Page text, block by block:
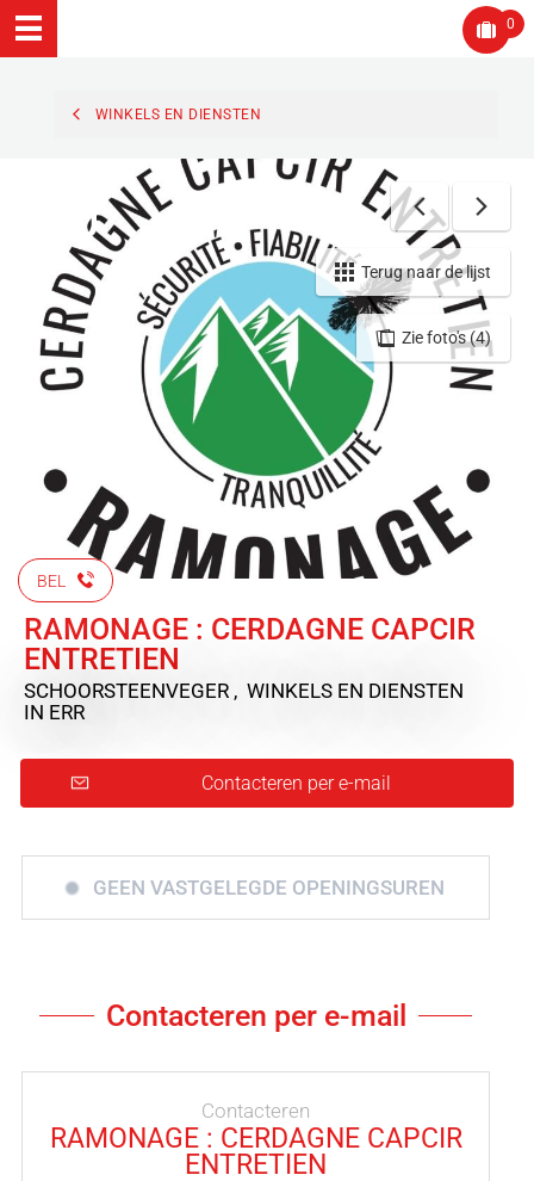
0
WINKELS EN DIENSTEN
Zie foto's (4)
Terug naar de lijst
BEL
RAMONAGE : CERDAGNE CAPCIR
ENTRETIEN
SCHOORSTEENVEGER , WINKELS EN DIENSTEN
IN ERR
Contacteren per e-mail
GEEN VASTGELEGDE OPENINGSUREN
Contacteren per e-mail
Contacteren
RAMONAGE : CERDAGNE CAPCIR
ENTRETIEN